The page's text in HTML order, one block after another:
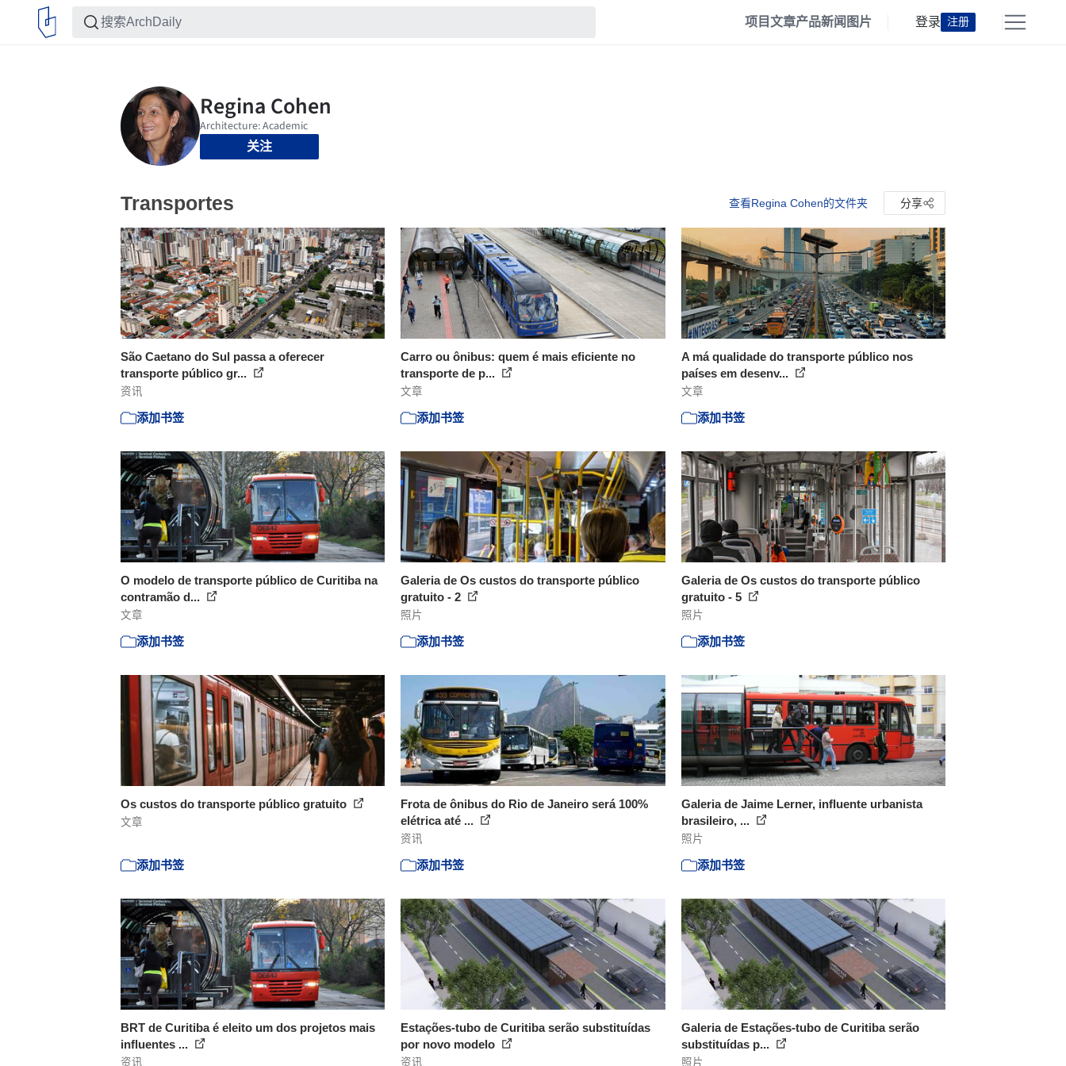
项目文章产品新闻 图片 登录 注册
关注
Transportes 查看Regina Cohen的文件夹 分享
São Caetano do Sul passa a oferecer
transporte público gr...
资讯
添加书签
Carro ou ônibus: quem é mais eficiente no
transporte de p...
文章
添加书签
A má qualidade do transporte público nos
países em desenv...
文章
添加书签
O modelo de transporte público de Curitiba na
contramão d...
文章
添加书签
Galeria de Os custos do transporte público
gratuito - 2
照片
添加书签
Galeria de Os custos do transporte público
gratuito - 5
照片
添加书签
Os custos do transporte público gratuito
文章
添加书签
Frota de ônibus do Rio de Janeiro será 100%
elétrica até ...
资讯
添加书签
Galeria de Jaime Lerner, influente urbanista
brasileiro, ...
照片
添加书签
BRT de Curitiba é eleito um dos projetos mais
influentes ...
资讯
Estações-tubo de Curitiba serão substituídas
por novo modelo
资讯
Galeria de Estações-tubo de Curitiba serão
substituídas p...
照片